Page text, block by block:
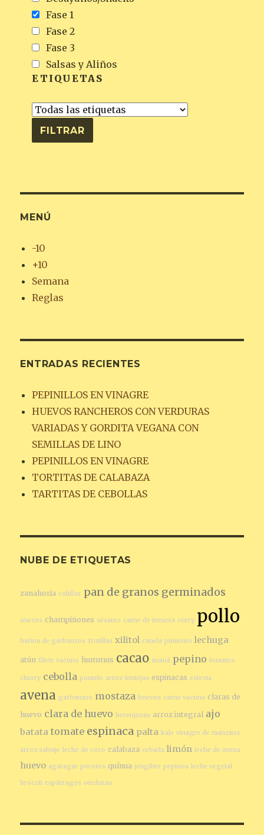
Fase 1
Fase 2
Fase 3
Salsas y Aliños
ETIQUETAS
MENÚ
-10
+10
Semana
Reglas
ENTRADAS RECIENTES
PEPINILLOS EN VINAGRE
HUEVOS RANCHEROS CON VERDURAS
VARIADAS Y GORDITA VEGANA CON
SEMILLAS DE LINO
PEPINILLOS EN VINAGRE
TORTITAS DE CALABAZA
TARTITAS DE CEBOLLAS
NUBE DE ETIQUETAS
zanahoria coliflor pan de granos germinados
nueces champiñones sésamo carne de ternera curry pollo
harina de garbanzos frutillas xilitol canela pimiento lechuga
atún filete vacuno hummus cacao ananá pepino tomates
cherry cebolla pomelo arroz lentejas espinacas estevia
avena garbanzos mostaza huevos carne vacuna claras de
huevo clara de huevo berenjenas arroz integral ajo
batata tomate espinaca palta kale vinagre de manzana
arroz salvaje leche de coco calabaza cebada limón leche de avena
huevo agaragar porotos quínua jengibre pepinos leche vegetal
brócoli espárragos verduras